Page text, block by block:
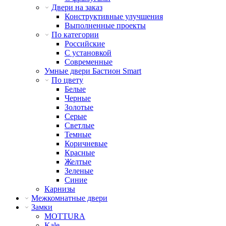
Двери на заказ
Конструктивные улучшения
Выполненные проекты
По категории
Российские
С установкой
Современные
Умные двери Бастион Smart
По цвету
Белые
Черные
Золотые
Серые
Светлые
Темные
Коричневые
Красные
Желтые
Зеленые
Синие
Карнизы
Межкомнатные двери
Замки
MOTTURA